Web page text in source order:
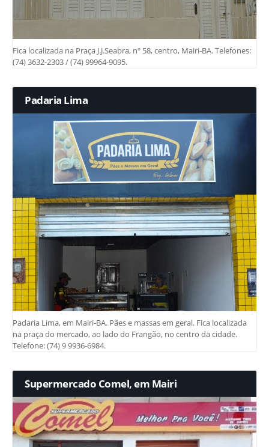
Fica localizada na Praça J.J.Seabra, nº 58, centro, Mairi-BA. Telefones:
(74) 3632-2303 / (74) 99964-9095.
Padaria Lima
Padaria Lima, em Mairi-BA. Pães e massas em geral. Fica localizada
na praça do mercado, ao lado do Frangão, no centro da cidade.
Telefone: (74) 9 9936-6984.
Supermercado Comel, em Mairi